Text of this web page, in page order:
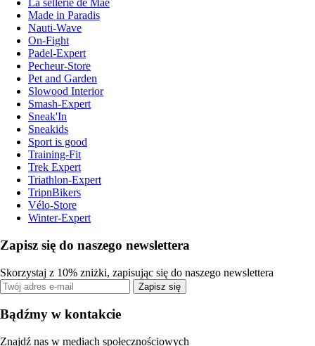
La sellerie de Maé
Made in Paradis
Nauti-Wave
On-Fight
Padel-Expert
Pecheur-Store
Pet and Garden
Slowood Interior
Smash-Expert
Sneak'In
Sneakids
Sport is good
Training-Fit
Trek Expert
Triathlon-Expert
TripnBikers
Vélo-Store
Winter-Expert
Zapisz się do naszego newslettera
Skorzystaj z 10% zniżki, zapisując się do naszego newslettera
Zapisz się
Bądźmy w kontakcie
Znajdź nas w mediach społecznościowych